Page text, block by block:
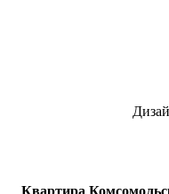
Квартира